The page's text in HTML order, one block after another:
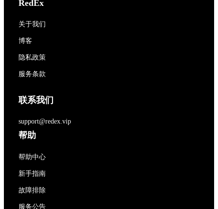
RedEx
关于我们
博客
隐私政策
服务条款
联系我们
support@redex.vip
帮助
帮助中心
新手指南
故障排除
服务公告